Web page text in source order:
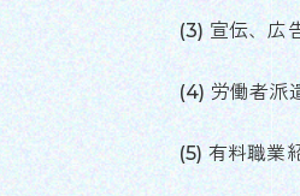
宣伝、広
労働者派
有料職業